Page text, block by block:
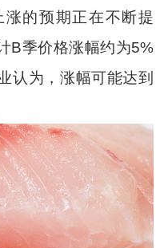
的预期正在不断提
B季价格涨幅约为5%
认为，涨幅可能达到